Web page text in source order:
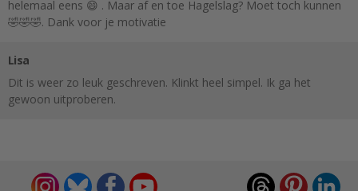
helemaal eens 😄 . Maar af en toe Hagelslag? Moet toch kunnen
🤣🤣🤣. Dank voor je motivatie
Lisa
Dit is weer zo leuk geschreven. Klinkt heel simpel. Ik ga het
gewoon uitproberen.